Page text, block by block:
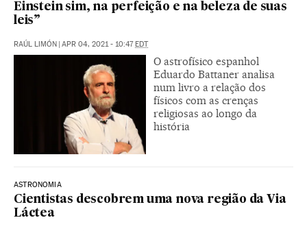
Einstein sim, na perfeição e na beleza de suas
leis”
RAÚL LIMÓN | APR 04, 2021 - 10:47EDT
O astrofísico espanhol
Eduardo Battaner analisa
num livro a relação dos
físicos com as crenças
religiosas ao longo da
história
ASTRONOMIA
Cientistas descobrem uma nova região da Via
Láctea